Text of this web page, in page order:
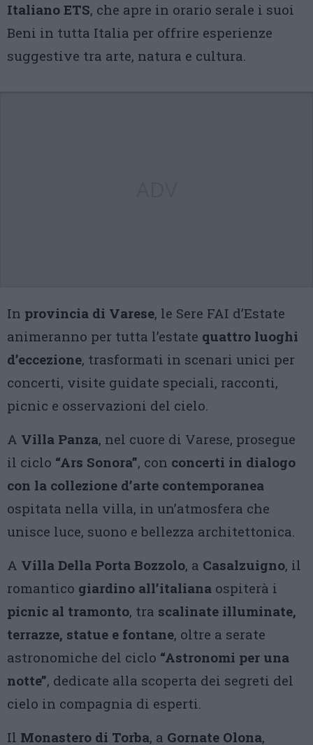
Italiano ETS, che apre in orario serale i suoi
Beni in tutta Italia per offrire esperienze
suggestive tra arte, natura e cultura.
In provincia di Varese, le Sere FAI d’Estate
animeranno per tutta l’estate quattro luoghi
d’eccezione, trasformati in scenari unici per
concerti, visite guidate speciali, racconti,
picnic e osservazioni del cielo.
A Villa Panza, nel cuore di Varese, prosegue
il ciclo “Ars Sonora”, con concerti in dialogo
con la collezione d’arte contemporanea
ospitata nella villa, in un’atmosfera che
unisce luce, suono e bellezza architettonica.
A Villa Della Porta Bozzolo, a Casalzuigno, il
romantico giardino all’italiana ospiterà i
picnic al tramonto, tra scalinate illuminate,
terrazze, statue e fontane, oltre a serate
astronomiche del ciclo “Astronomi per una
notte”, dedicate alla scoperta dei segreti del
cielo in compagnia di esperti.
Il Monastero di Torba, a Gornate Olona,